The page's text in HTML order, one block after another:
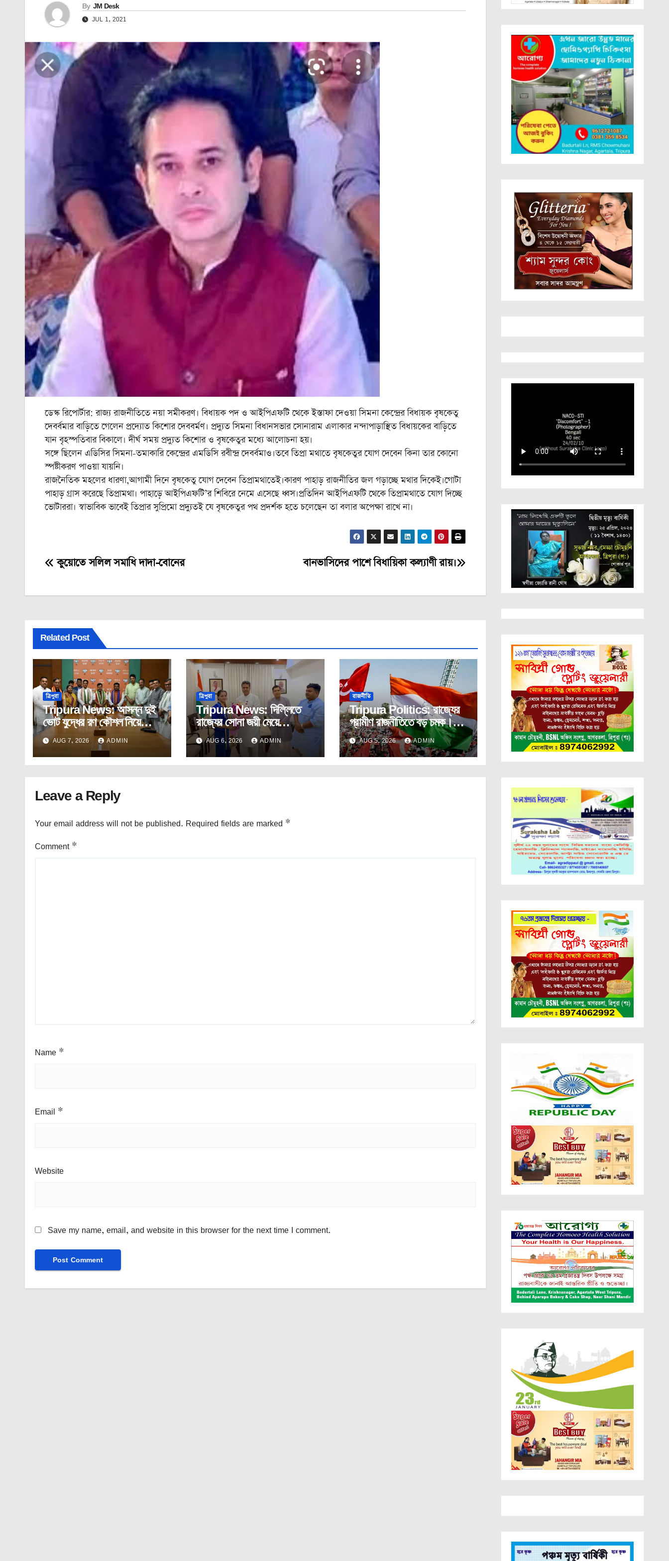
By JM Desk
JUL 1, 2021
ডেস্ক রিপোর্টার: রাজ্য রাজনীতিতে নয়া সমীকরণ। বিধায়ক পদ ও আইপিএফটি থেকে ইস্তাফা দেওয়া সিমনা কেন্দ্রের বিধায়ক বৃষকেতু
দেবর্বমার বাড়িতে গেলেন প্রদ্যোত কিশোর দেববর্মণ। প্রদ্যুত সিমনা বিধানসভার সোনারাম এলাকার নন্দাপাড়াস্থিত বিধায়কের বাড়িতে
যান বৃহস্পতিবার বিকালে। দীর্ঘ সময় প্রদ্যুত কিশোর ও বৃষকেতুর মধ্যে আলোচনা হয়।
সঙ্গে ছিলেন এডিসির সিমনা-তমাকারি কেন্দ্রের এমডিসি রবীন্দ্র দেবর্বমাও।তবে তিপ্রা মথাতে বৃষকেতুর যোগ দেবেন কিনা তার কোনো
স্পষ্টীকরণ পাওয়া যায়নি।
রাজনৈতিক মহলের ধারণা,আগামী দিনে বৃষকেতু যোগ দেবেন তিপ্রামথাতেই।কারণ পাহাড় রাজনীতির জল গড়াচ্ছে মথার দিকেই।গোটা
পাহাড় গ্রাস করেছে তিপ্রামথা। পাহাড়ে আইপিএফটি’র শিবিরে নেমে এসেছে ধ্বস।প্রতিদিন আইপিএফটি থেকে তিপ্রামথাতে যোগ দিচ্ছে
ভোটাররা। স্বাভাবিক ভাবেই তিপ্রার সুপ্রিমো প্রদ্যুতই যে বৃষকেতুর পথ প্রদর্শক হতে চলেছেন তা বলার অপেক্ষা রাখে না।
Post
বানভাসিদের পাশে বিধায়িকা কল্যাণী রায়।
কুয়োতে সলিল সমাধি দাদা-বোনের
Related Post
ত্রিপুরা
Tripura News: আসন্ন দুই
ভোট যুদ্ধের রণ কৌশল নিয়ে
নীতিন নবীনের সঙ্গে প্রদেশ
বিজেপির কোর কমিটির বৈঠক।
AUG 7, 2026 ADMIN
ত্রিপুরা
Tripura News: দিল্লিতে
রাজ্যের সোনা জয়ী মেয়ে
অস্মিতাকে সংবর্ধনা মুখ্যমন্ত্রীর।
AUG 6, 2026 ADMIN
রাজনীতি
Tripura Politics: রাজ্যের
গ্রামীণ রাজনীতিতে বড় চমক।
কংগ্রেস – সিপিআইএম যৌথ
ভাবে দখল করলো পঞ্চায়েত।
AUG 5, 2026 ADMIN
Leave a Reply
Your email address will not be published. Required fields are marked *
Comment *
Name *
Email *
Website
Save my name, email, and website in this browser for the next time I comment.